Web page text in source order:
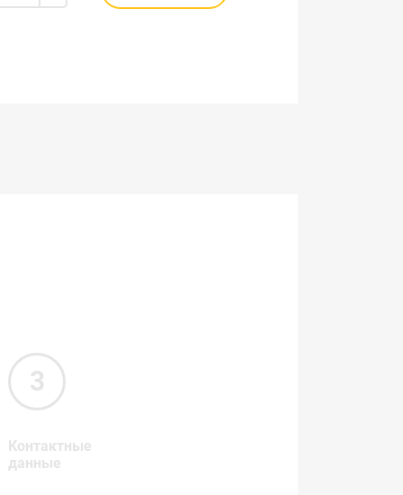
Контактные
данные